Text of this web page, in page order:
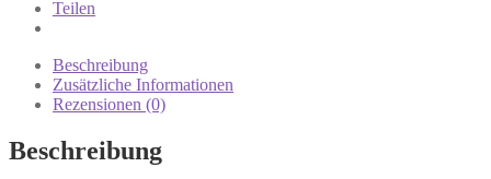
Teilen
Beschreibung
Zusätzliche Informationen
Rezensionen (0)
Beschreibung